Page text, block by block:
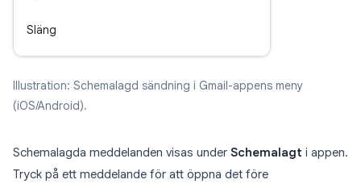
Släng
Illustration: Schemalagd sändning i Gmail-appens meny
(iOS/Android).
Schemalagda meddelanden visas under Schemalagt i appen.
Tryck på ett meddelande för att öppna det före